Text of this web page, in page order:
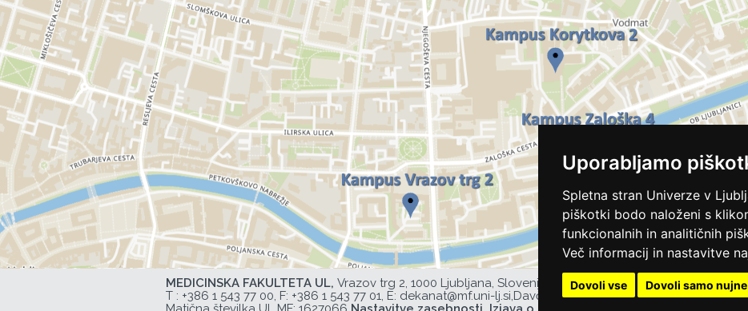
Uporabljamo
Spletna stran Univerze v
piškotki bodo naloženi s
funkcionalnih in analitičnih
Več informacij in nastavitve
Dovoli vse Dovoli samo nujne
MEDICINSKA FAKULTETA UL, Vrazov trg 2, 1000 Ljubljana, Slovenija,
T : +386 1 543 77 00, F: +386 1 543 77 01, E: dekanat@mf.uni-lj.si,Davčna številka UL MF: 44752385,